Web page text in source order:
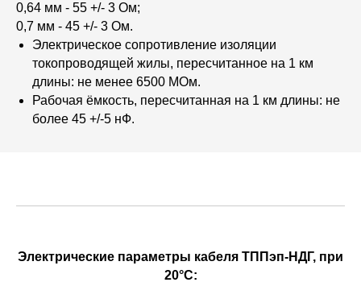
0,64 мм - 55 +/- 3 Ом;
0,7 мм - 45 +/- 3 Ом.
Электрическое сопротивление изоляции
токопроводящей жилы, пересчитанное на 1 км
длины: не менее 6500 МОм.
Рабочая ёмкость, пересчитанная на 1 км длины: не
более 45 +/-5 нФ.
Электрические параметры кабеля ТППэп-НДГ, при
20°C: